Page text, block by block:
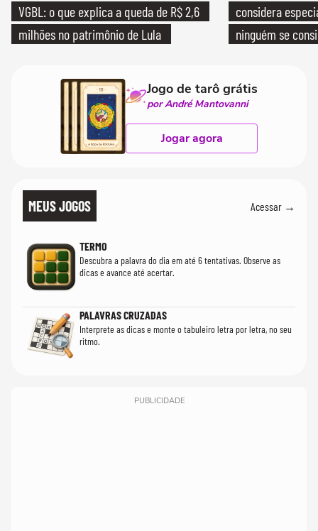
VGBL: o que explica a queda de R$ 2,6
milhões no patrimônio de Lula
considera
ninguém se
Jogo de tarô grátis
por André Mantovanni
Jogar agora
MEUS JOGOS Acessar →
TERMO
Descubra a palavra do dia em até 6 tentativas. Observe as
dicas e avance até acertar.
PALAVRAS CRUZADAS
Interprete as dicas e monte o tabuleiro letra por letra, no seu
ritmo.
PUBLICIDADE